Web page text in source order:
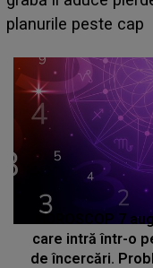
sa: "I-am spus și ei
HOROSCOP 7
care intră într-o
de încercări.